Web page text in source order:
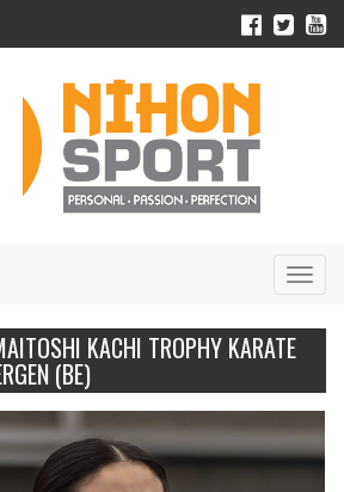
KACHI TROPHY KARATE
(BE)